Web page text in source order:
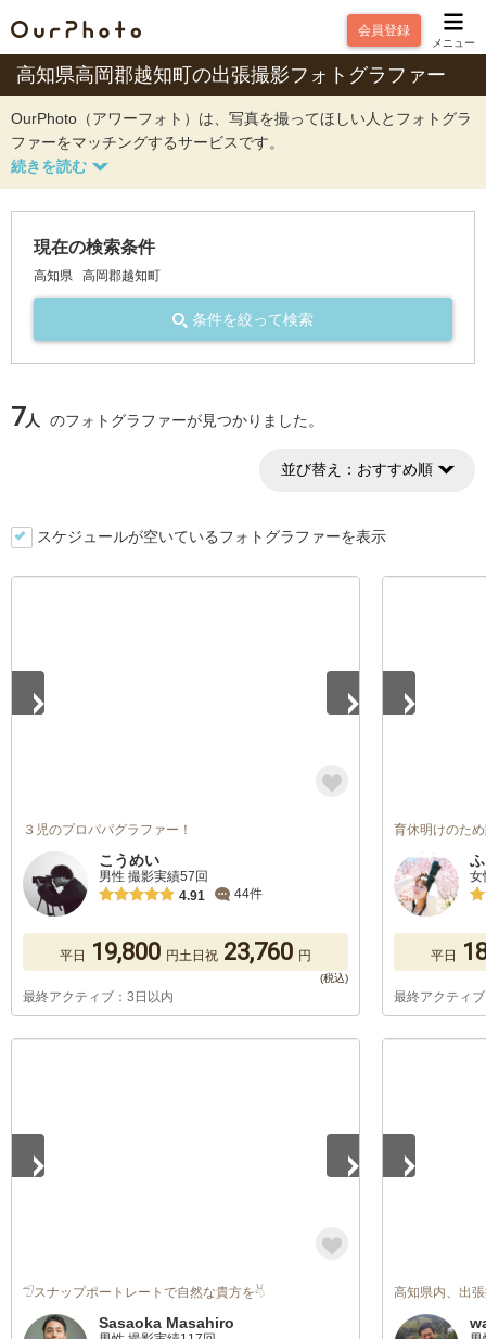
会員登録
メニュー
高知県高岡郡越知町の出張撮影フォトグラファー
OurPhoto（アワーフォト）は、写真を撮ってほしい人とフォトグラ
ファーをマッチングするサービスです。
現在の検索条件
高知県 高岡郡越知町
条件を絞って検索
7人 のフォトグラファーが見つかりました。
並び替え： おすすめ順
スケジュールが空いているフォトグラファーを表示
３児のプロパパグラファー！
こうめい
男性 撮影実績57回
4.91
44件
平日 19,800 円土日祝 23,760 円
最終アクティブ：3日以内
育休明けのた
女
平日
最終アクティ
𓅿スナップポートレートで自然な貴方を𓄃
Sasaoka Masahiro
高知県内、出